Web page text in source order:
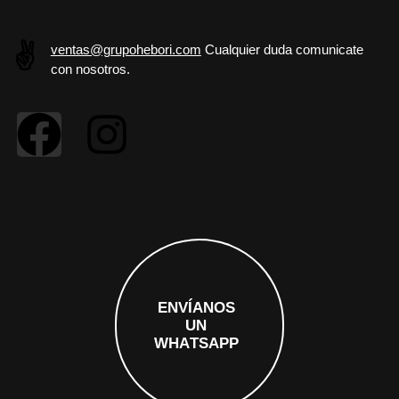
ENVÍANOS
UN
WHATSAPP
ventas@grupohebori.com Cualquier duda comunicate
con nosotros.